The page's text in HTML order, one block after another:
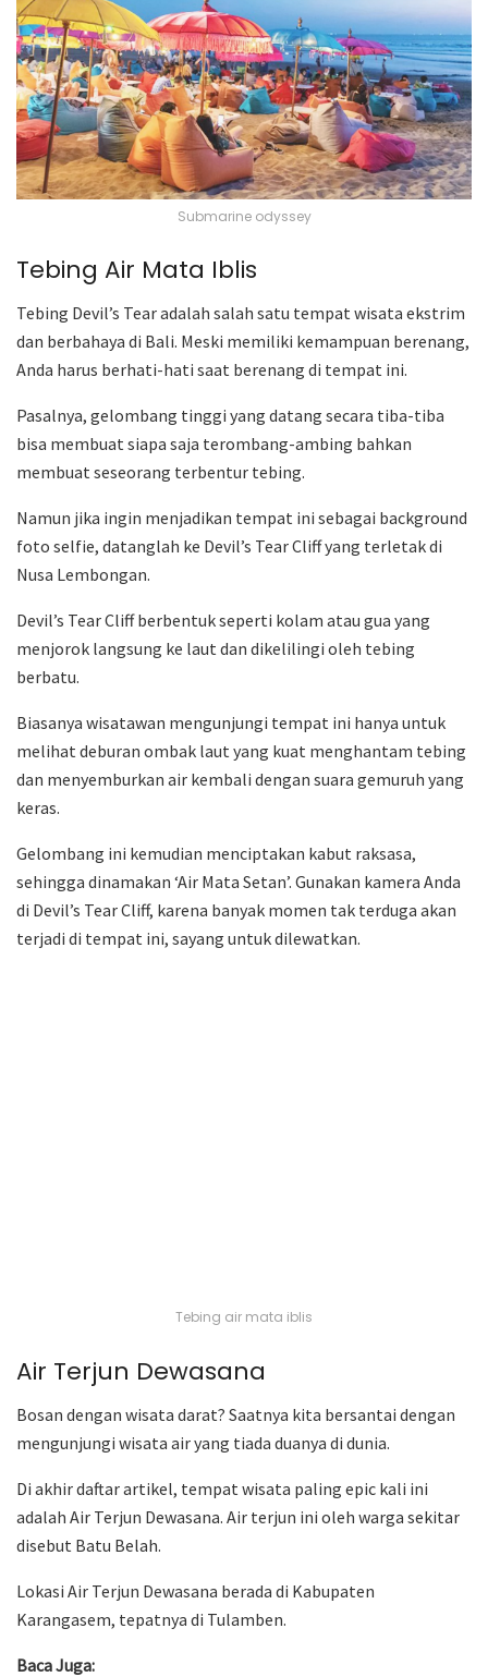
Submarine odyssey
Tebing Air Mata Iblis
Tebing Devil’s Tear adalah salah satu tempat wisata ekstrim
dan berbahaya di Bali. Meski memiliki kemampuan berenang,
Anda harus berhati-hati saat berenang di tempat ini.
Pasalnya, gelombang tinggi yang datang secara tiba-tiba
bisa membuat siapa saja terombang-ambing bahkan
membuat seseorang terbentur tebing.
Namun jika ingin menjadikan tempat ini sebagai background
foto selfie, datanglah ke Devil’s Tear Cliff yang terletak di
Nusa Lembongan.
Devil’s Tear Cliff berbentuk seperti kolam atau gua yang
menjorok langsung ke laut dan dikelilingi oleh tebing
berbatu.
Biasanya wisatawan mengunjungi tempat ini hanya untuk
melihat deburan ombak laut yang kuat menghantam tebing
dan menyemburkan air kembali dengan suara gemuruh yang
keras.
Gelombang ini kemudian menciptakan kabut raksasa,
sehingga dinamakan ‘Air Mata Setan’. Gunakan kamera Anda
di Devil’s Tear Cliff, karena banyak momen tak terduga akan
terjadi di tempat ini, sayang untuk dilewatkan.
Tebing air mata iblis
Air Terjun Dewasana
Bosan dengan wisata darat? Saatnya kita bersantai dengan
mengunjungi wisata air yang tiada duanya di dunia.
Di akhir daftar artikel, tempat wisata paling epic kali ini
adalah Air Terjun Dewasana. Air terjun ini oleh warga sekitar
disebut Batu Belah.
Lokasi Air Terjun Dewasana berada di Kabupaten
Karangasem, tepatnya di Tulamben.
Baca Juga: